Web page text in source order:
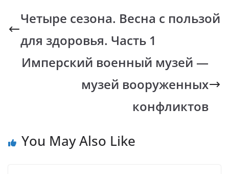
b
o
o
k
s
A
p
p
y
Li
n
k
gr
a
m
Четыре сезона. Весна с пользой
для здоровья. Часть 1
Имперский военный музей —
музей вооруженных
конфликтов
You May Also Like